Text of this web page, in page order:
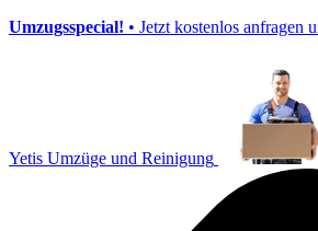
Umzugsspecial! • Jetzt kostenlos
Yetis Umzüge und Reinigung